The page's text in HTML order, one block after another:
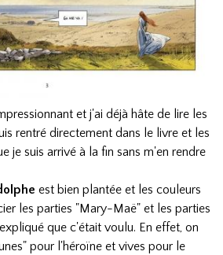
et j'ai déjà hâte de lire les
rentré directement dans le livre et les
je suis arrivé à la fin sans m'en rendre
est bien plantée et les couleurs
les parties "Mary-Maë" et les parties
que c'était voulu. En effet, on
pour l'héroïne et vives pour le